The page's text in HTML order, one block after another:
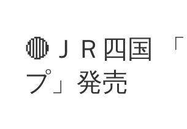
🔴ＪＲ四国
プ」発売